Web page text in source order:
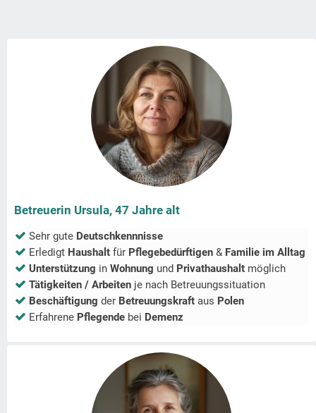
Betreuerin Ursula, 47 Jahre alt
Sehr gute Deutschkennnisse
Erledigt Haushalt für Pflegebedürftigen & Familie im Alltag
Unterstützung in Wohnung und Privathaushalt möglich
Tätigkeiten / Arbeiten je nach Betreuungssituation
Beschäftigung der Betreuungskraft aus Polen
Erfahrene Pflegende bei Demenz